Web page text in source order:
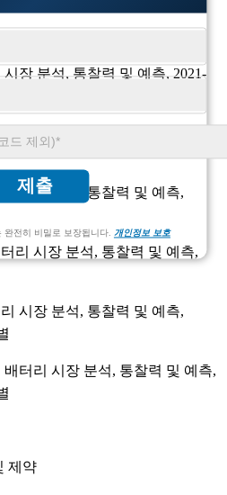
제출
완전히 비밀로 보장됩니다. 개인정보 보호
역
장 분석, 통찰력 및 예측, 2021-
분석, 통찰력 및 예측, 2021-
시장 분석, 통찰력 및 예측,
시장 분석, 통찰력 및 예측,
시장 분석, 통찰력 및 예측,
터리 시장 분석, 통찰력 및 예측,
제약